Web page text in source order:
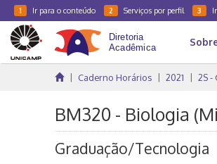
1 Ir para o conteúdo 2 Serviços por perfil 3
Caderno Horários 2021 2S -
BM320 - Biologia
Graduação/Tecnologia